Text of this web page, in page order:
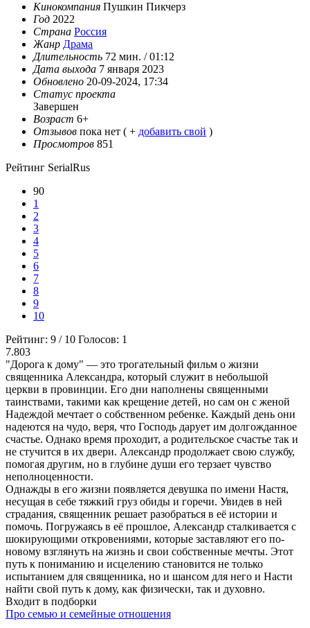
Кинокомпания Пушкин Пикчерз
Год 2022
Страна Россия
Жанр Драма
Длительность 72 мин. / 01:12
Дата выхода 7 января 2023
Обновлено 20-09-2024, 17:34
Статус проекта
Завершен
Возраст 6+
Отзывов пока нет ( + добавить свой )
Просмотров 851
Рейтинг SerialRus
90
1
2
3
4
5
6
7
8
9
10
Рейтинг: 9 / 10 Голосов: 1
7.803
"Дорога к дому" — это трогательный фильм о жизни
священника Александра, который служит в небольшой
церкви в провинции. Его дни наполнены священными
таинствами, такими как крещение детей, но сам он с женой
Надеждой мечтает о собственном ребенке. Каждый день они
надеются на чудо, веря, что Господь дарует им долгожданное
счастье. Однако время проходит, а родительское счастье так и
не стучится в их двери. Александр продолжает свою службу,
помогая другим, но в глубине души его терзает чувство
неполноценности.
Однажды в его жизни появляется девушка по имени Настя,
несущая в себе тяжкий груз обиды и горечи. Увидев в ней
страдания, священник решает разобраться в её истории и
помочь. Погружаясь в её прошлое, Александр сталкивается с
шокирующими откровениями, которые заставляют его по-
новому взглянуть на жизнь и свои собственные мечты. Этот
путь к пониманию и исцелению становится не только
испытанием для священника, но и шансом для него и Насти
найти свой путь к дому, как физически, так и духовно.
Входит в подборки
Про семью и семейные отношения